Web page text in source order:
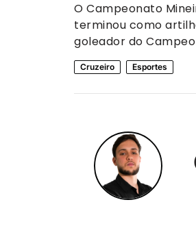
O Campeonato
terminou como
goleador do
Cruzeiro Esportes